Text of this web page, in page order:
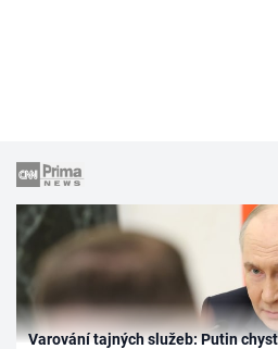
Varování tajných služeb: Putin